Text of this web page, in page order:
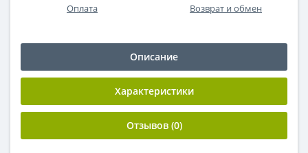
Оплата Возврат и обмен
Описание
Характеристики
Отзывов (0)